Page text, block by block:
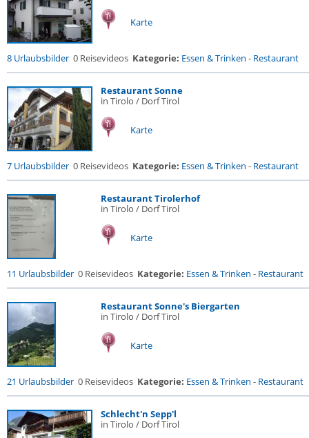
Karte
8 Urlaubsbilder 0 Reisevideos Kategorie: Essen & Trinken - Restaurant
Restaurant Sonne
in Tirolo / Dorf Tirol
Karte
7 Urlaubsbilder 0 Reisevideos Kategorie: Essen & Trinken - Restaurant
Restaurant Tirolerhof
in Tirolo / Dorf Tirol
Karte
11 Urlaubsbilder 0 Reisevideos Kategorie: Essen & Trinken - Restaurant
Restaurant Sonne's Biergarten
in Tirolo / Dorf Tirol
Karte
21 Urlaubsbilder 0 Reisevideos Kategorie: Essen & Trinken - Restaurant
Schlecht'n Sepp'l
in Tirolo / Dorf Tirol